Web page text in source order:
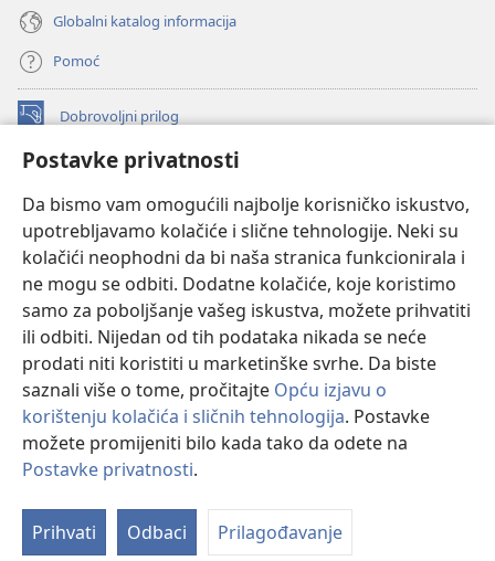
Postavke privatnosti
Da bismo vam omogućili najbolje korisničko iskustvo,
upotrebljavamo kolačiće i slične tehnologije. Neki su
kolačići neophodni da bi naša stranica funkcionirala i
ne mogu se odbiti. Dodatne kolačiće, koje koristimo
samo za poboljšanje vašeg iskustva, možete prihvatiti
ili odbiti. Nijedan od tih podataka nikada se neće
prodati niti koristiti u marketinške svrhe. Da biste
saznali više o tome, pročitajte Opću izjavu o
korištenju kolačića i sličnih tehnologija. Postavke
možete promijeniti bilo kada tako da odete na
Postavke privatnosti.
Prihvati Odbaci Prilagođavanje
Globalni katalog informacija
Pomoć
Dobrovoljni prilog
(otvara
novi
INTERNETSKA BIBLIOTEKA Watchtower
se
novi
prozor)
JW Hub
(otvara
se
novi
JW Library
Watchtower Library
Copyright© 2026 Watch Tower Bible and Tract Society of Pennsylvania.
UVJETI KORIŠTENJA|